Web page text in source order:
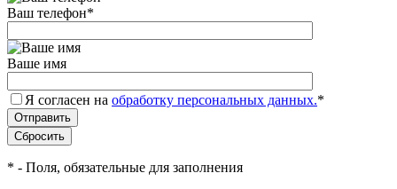
Ваш телефон*
Ваше имя
Я согласен на обработку персональных данных.*
* - Поля, обязательные для заполнения